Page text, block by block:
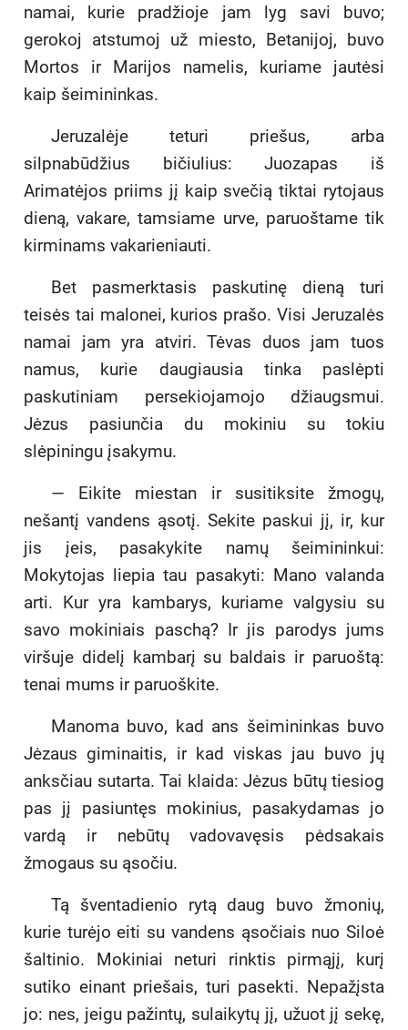
namai, kurie pradžioje jam lyg savi buvo;
gerokoj atstumoj už miesto, Betanijoj, buvo
Mortos ir Marijos namelis, kuriame jautėsi
kaip šeimininkas.
Jeruzalėje teturi priešus, arba
silpnabūdžius bičiulius: Juozapas iš
Arimatėjos priims jį kaip svečią tiktai rytojaus
dieną, vakare, tamsiame urve, paruoštame tik
kirminams vakarieniauti.
Bet pasmerktasis paskutinę dieną turi
teisės tai malonei, kurios prašo. Visi Jeruzalės
namai jam yra atviri. Tėvas duos jam tuos
namus, kurie daugiausia tinka paslėpti
paskutiniam persekiojamojo džiaugsmui.
Jėzus pasiunčia du mokiniu su tokiu
slėpiningu įsakymu.
— Eikite miestan ir susitiksite žmogų,
nešantį vandens ąsotį. Sekite paskui jį, ir, kur
jis įeis, pasakykite namų šeimininkui:
Mokytojas liepia tau pasakyti: Mano valanda
arti. Kur yra kambarys, kuriame valgysiu su
savo mokiniais paschą? Ir jis parodys jums
viršuje didelį kambarį su baldais ir paruoštą:
tenai mums ir paruoškite.
Manoma buvo, kad ans šeimininkas buvo
Jėzaus giminaitis, ir kad viskas jau buvo jų
anksčiau sutarta. Tai klaida: Jėzus būtų tiesiog
pas jį pasiuntęs mokinius, pasakydamas jo
vardą ir nebūtų vadovavęsis pėdsakais
žmogaus su ąsočiu.
Tą šventadienio rytą daug buvo žmonių,
kurie turėjo eiti su vandens ąsočiais nuo Siloė
šaltinio. Mokiniai neturi rinktis pirmąjį, kurį
sutiko einant priešais, turi pasekti. Nepažįsta
jo: nes, jeigu pažintų, sulaikytų jį, užuot jį sekę,